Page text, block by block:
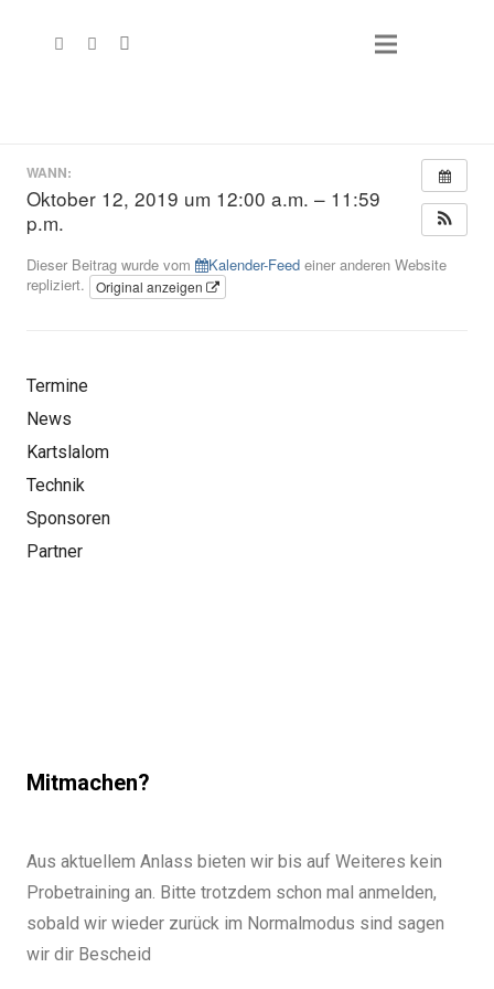
WANN:
Oktober 12, 2019 um 12:00 a.m. – 11:59
p.m.
Dieser Beitrag wurde vom Kalender-Feed einer anderen Website
repliziert.
Original anzeigen
Termine
News
Kartslalom
Technik
Sponsoren
Partner
Mitmachen?
Aus aktuellem Anlass bieten wir bis auf Weiteres kein
Probetraining an. Bitte trotzdem schon mal anmelden,
sobald wir wieder zurück im Normalmodus sind sagen
wir dir Bescheid